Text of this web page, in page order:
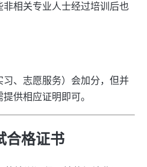
相关专业人士经过培训后也
、志愿服务）会加分，但并
供相应证明即可。
合格证书